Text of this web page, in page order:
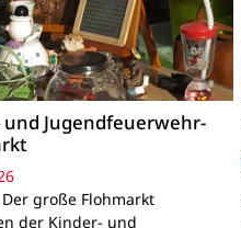
und Jugendfeuerwehr-
große Flohmarkt
der Kinder- und